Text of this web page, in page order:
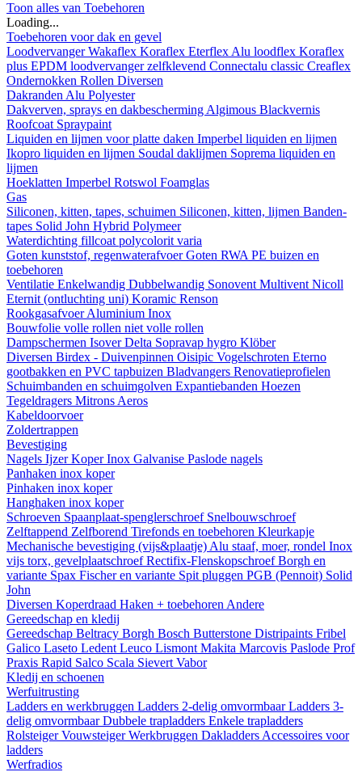
Toon alles van Toebehoren
Loading...
Toebehoren voor dak en gevel
LoodvervangerWakaflex Koraflex Eterflex Alu loodflex Koraflex
plus EPDM loodvervanger zelfklevend Connectalu classic Creaflex
Ondernokken Rollen Diversen
Dakranden Alu Polyester
Dakverven, sprays en dakbescherming Algimous Blackvernis
Roofcoat Spraypaint
Liquiden en lijmen voor platte daken Imperbel liquiden en lijmen
Ikopro liquiden en lijmen Soudal daklijmen Soprema liquiden en
lijmen
Hoeklatten Imperbel Rotswol Foamglas
Gas
Siliconen, kitten, tapes, schuimen Siliconen, kitten, lijmen Banden-
tapes Solid John Hybrid Polymeer
Waterdichting fillcoat polycolorit varia
Goten kunststof, regenwaterafvoerGoten RWA PE buizen en
toebehoren
Ventilatie Enkelwandig Dubbelwandig Sonovent Multivent Nicoll
Eternit (ontluchting uni) Koramic Renson
RookgasafvoerAluminium Inox
Bouwfolie volle rollen niet volle rollen
Dampschermen IsoverDelta Sopravap hygro Klöber
Diversen Birdex - Duivenpinnen Oisipic Vogelschroten Eterno
gootbakken en PVC tapbuizen Bladvangers Renovatieprofielen
Schuimbanden en schuimgolven Expantiebanden Hoezen
Tegeldragers Mitrons Aeros
Kabeldoorvoer
Zoldertrappen
Bevestiging
Nagels IjzerKoperInox Galvanise Paslode nagels
Panhaken inox koper
Pinhaken inox koper
Hanghaken inox koper
Schroeven Spaanplaat-spenglerschroef Snelbouwschroef
Zelftappend Zelfborend Tirefonds en toebehoren Kleurkapje
Mechanische bevestiging (vijs&plaatje) Alu staaf, moer, rondel Inox
vijs torx, gevelplaatschroefRectifix-FlenskopschroefBorgh en
variante Spax Fischer en variante Spit pluggen PGB (Pennoit) Solid
John
Diversen Koperdraad Haken + toebehoren Andere
Gereedschap en kledij
Gereedschap Beltracy Borgh Bosch Butterstone Distripaints Fribel
Galico Laseto Ledent Leuco Lismont Makita Marcovis Paslode Prof
Praxis Rapid Salco Scala Sievert Vabor
Kledij en schoenen
Werfuitrusting
Ladders en werkbruggen Ladders 2-delig omvormbaarLadders 3-
delig omvormbaarDubbele trapladders Enkele trapladders
RolsteigerVouwsteigerWerkbruggen Dakladders Accessoires voor
ladders
Werfradios